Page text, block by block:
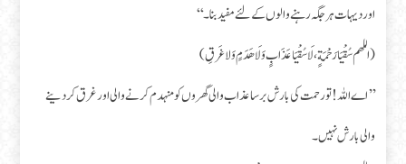
اور دیہات ہر جگہ رہنے والوں کے لئے مفید بنا۔‘‘
(اللهم سُقْيَا رَحْمَةٍ، لَا سُقْيَا عَذَابٍ وَلَا هَدَمٍ وَلا غَرقِ)
’’اے اللہ! تو رحمت کی بارش برسا عذاب والی گھروں کو منہدم کرنے والی اور غرق کر دینے
والی بارش نہیں۔